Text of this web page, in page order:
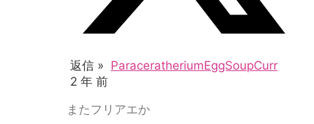
返信 » ParaceratheriumEggSoupCurr
2 年 前
またフリアエか